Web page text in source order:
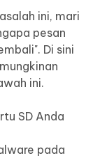
ini, mari
pesan
Di sini
ini.
SD Anda
pada